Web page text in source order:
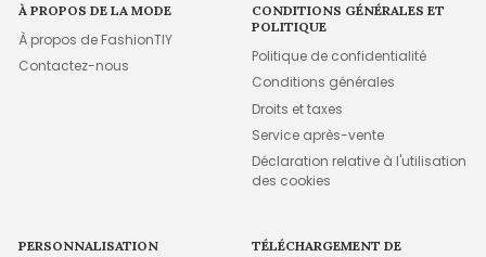
À PROPOS DE LA MODE
À propos de FashionTIY
Contactez-nous
CONDITIONS GÉNÉRALES ET
POLITIQUE
Politique de confidentialité
Conditions générales
Droits et taxes
Service après-vente
Déclaration relative à l'utilisation
des cookies
PERSONNALISATION
TÉLÉCHARGEMENT DE